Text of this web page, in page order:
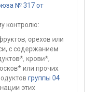
№ 317 от
контролю:
орехов или
с содержанием
крови*,
или прочих
группы 04
этих